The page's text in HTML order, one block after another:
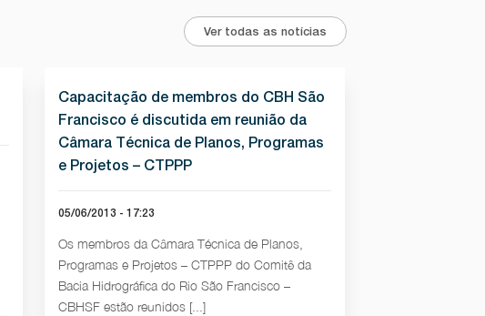
Ver todas as notícias
Capacitação de membros do CBH São
Francisco é discutida em reunião da
Câmara Técnica de Planos, Programas
e Projetos – CTPPP
05/06/2013 - 17:23
Os membros da Câmara Técnica de Planos,
Programas e Projetos – CTPPP do Comitê da
Bacia Hidrográfica do Rio São Francisco –
CBHSF estão reunidos [...]